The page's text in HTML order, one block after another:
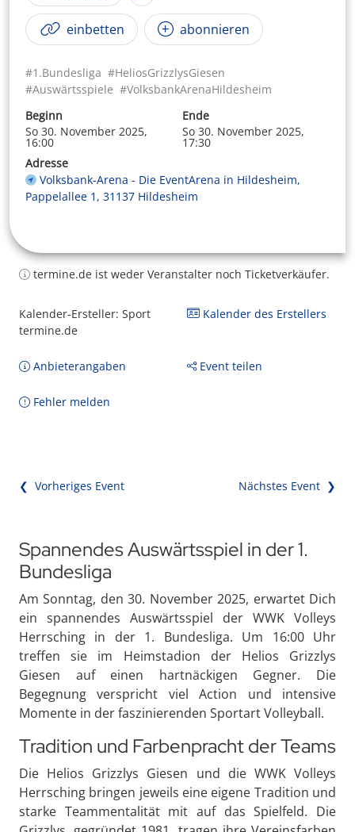
einbetten abonnieren
#1.Bundesliga #HeliosGrizzlysGiesen
#Auswärtsspiele #VolksbankArenaHildesheim
Beginn
So 30. November 2025,
16:00
Ende
So 30. November 2025,
17:30
Adresse
Volksbank-Arena - Die EventArena in Hildesheim,
Pappelallee 1, 31137 Hildesheim
termine.de ist weder Veranstalter noch Ticketverkäufer.
Kalender-Ersteller: Sport
termine.de
Kalender des Erstellers
Anbieterangaben Event teilen
Fehler melden
❮ Vorheriges Event Nächstes Event ❯
Spannendes Auswärtsspiel in der 1.
Bundesliga
Am Sonntag, den 30. November 2025, erwartet Dich
ein spannendes Auswärtsspiel der WWK Volleys
Herrsching in der 1. Bundesliga. Um 16:00 Uhr
treffen sie im Heimstadion der Helios Grizzlys
Giesen auf einen hartnäckigen Gegner. Die
Begegnung verspricht viel Action und intensive
Momente in der faszinierenden Sportart Volleyball.
Tradition und Farbenpracht der Teams
Die Helios Grizzlys Giesen und die WWK Volleys
Herrsching bringen jeweils eine eigene Tradition und
starke Teammentalität mit auf das Spielfeld. Die